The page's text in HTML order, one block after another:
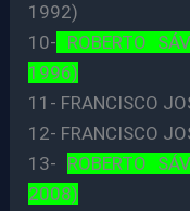
1992)
10- ROBERTO
1996)
11- FRANCISCO
12- FRANCISCO
13- ROBERTO
2008)